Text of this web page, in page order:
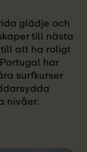
glädje och
till nästa
att ha roligt
har
surfkurser
nivåer.